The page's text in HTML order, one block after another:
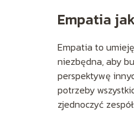
Empatia
Empatia to
niezbędna, aby
perspektywę
potrzeby
zjednoczyć